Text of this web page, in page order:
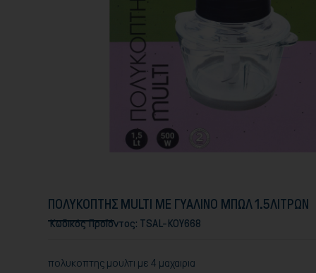
ΠΟΛΥΚΟΠΤΗΣ MULTI ΜΕ ΓΥΑΛΙΝΟ ΜΠΩΛ 1.5ΛΙΤΡΩΝ
Κωδικός Προϊόντος: TSAL-KOY668
πολυκοπτης μουλτι με 4 μαχαιρια